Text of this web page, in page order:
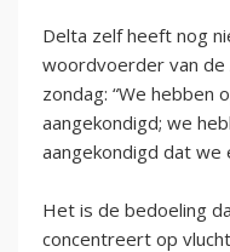
Delta zelf heeft nog
woordvoerder van de
zondag: “We hebben
aangekondigd; we
aangekondigd dat we
Het is de bedoeling
concentreert op